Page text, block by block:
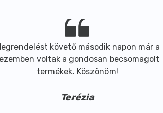
követő második napon már a
voltak a gondosan becsomagolt
termékek. Köszönöm!
Terézia